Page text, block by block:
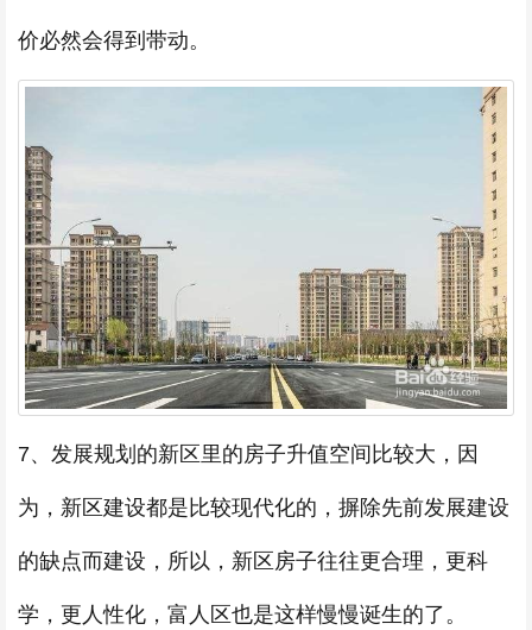
价必然会得到带动。
7、发展规划的新区里的房子升值空间比较大，因
为，新区建设都是比较现代化的，摒除先前发展建设
的缺点而建设，所以，新区房子往往更合理，更科
学，更人性化，富人区也是这样慢慢诞生的了。